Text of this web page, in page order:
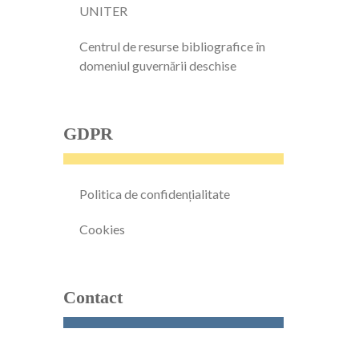
UNITER
Centrul de resurse bibliografice în
domeniul guvernării deschise
GDPR
Politica de confidențialitate
Cookies
Contact